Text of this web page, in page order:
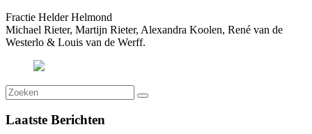
Fractie Helder Helmond
Michael Rieter, Martijn Rieter, Alexandra Koolen, René van de
Westerlo & Louis van de Werff.
Laatste Berichten